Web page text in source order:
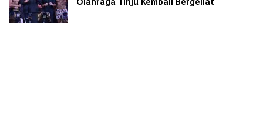
Olahraga Tinju Kembali Bergeliat